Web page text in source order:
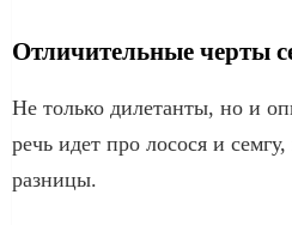
Отличительные черты
Не только дилетанты, но и
речь идет про лосося и
разницы.